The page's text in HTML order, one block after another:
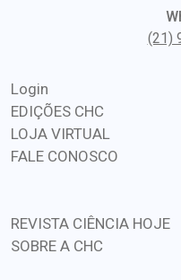
(21)
Login
EDIÇÕES CHC
LOJA VIRTUAL
FALE CONOSCO
REVISTA CIÊNCIA HOJE
SOBRE A CHC